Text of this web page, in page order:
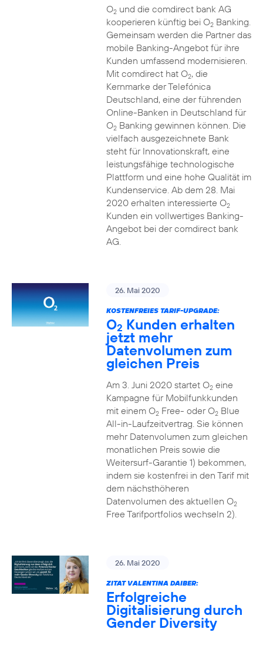
O2und die comdirect bank AG
kooperieren künftig bei O2Banking.
Gemeinsam werden die Partner das
mobile Banking-Angebot für ihre
Kunden umfassend modernisieren.
Mit comdirect hat O2, die
Kernmarke der Telefónica
Deutschland, eine der führenden
Online-Banken in Deutschland für
O2Banking gewinnen können. Die
vielfach ausgezeichnete Bank
steht für Innovationskraft, eine
leistungsfähige technologische
Plattform und eine hohe Qualität im
Kundenservice. Ab dem 28. Mai
2020 erhalten interessierte O2
Kunden ein vollwertiges Banking-
Angebot bei der comdirect bank
AG.
26. Mai 2020
KOSTENFREIES TARIF-UPGRADE:
O2 Kunden erhalten
jetzt mehr
Datenvolumen zum
gleichen Preis
Am 3. Juni 2020 startet O2eine
Kampagne für Mobilfunkkunden
mit einem O2Free- oder O2Blue
All-in-Laufzeitvertrag. Sie können
mehr Datenvolumen zum gleichen
monatlichen Preis sowie die
Weitersurf-Garantie 1) bekommen,
indem sie kostenfrei in den Tarif mit
dem nächsthöheren
Datenvolumen des aktuellen O2
Free Tarifportfolios wechseln 2).
26. Mai 2020
ZITAT VALENTINA DAIBER:
Erfolgreiche
Digitalisierung durch
Gender Diversity